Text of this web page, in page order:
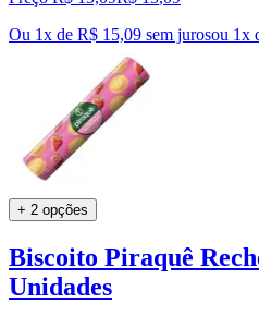
Ou 1x de R$ 15,09 sem jurosou 1x
+ 2 opções
Biscoito Piraquê
Unidades